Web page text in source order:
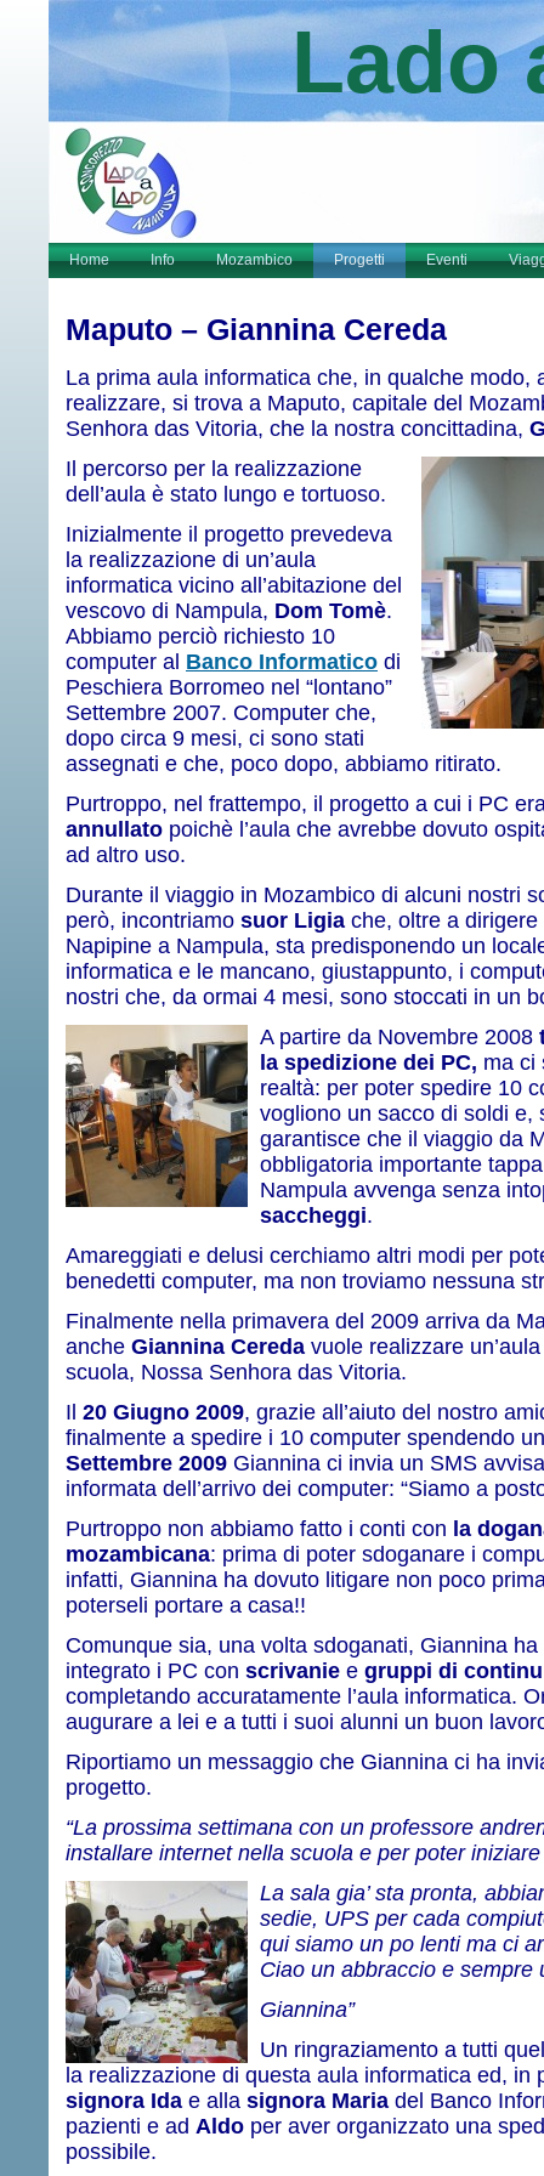
Lado
Home Info Mozambico Progetti Eventi
Maputo – Giannina Cereda
La prima aula informatica che, in qualche modo,
realizzare, si trova a Maputo, capitale del
Senhora das Vitoria, che la nostra concittadina,
Il percorso per la realizzazione
dell’aula è stato lungo e tortuoso.
Inizialmente il progetto prevedeva
la realizzazione di un’aula
informatica vicino all’abitazione del
vescovo di Nampula, Dom Tomè.
Abbiamo perciò richiesto 10
computer al Banco Informatico di
Peschiera Borromeo nel “lontano”
Settembre 2007. Computer che,
dopo circa 9 mesi, ci sono stati
assegnati e che, poco dopo, abbiamo ritirato.
Purtroppo, nel frattempo, il progetto a cui i PC
annullato poichè l’aula che avrebbe dovuto
ad altro uso.
Durante il viaggio in Mozambico di alcuni nostri
però, incontriamo suor Ligia che, oltre a
Napipine a Nampula, sta predisponendo un
informatica e le mancano, giustappunto, i
nostri che, da ormai 4 mesi, sono stoccati in un
A partire da Novembre 2008
la spedizione dei PC, ma ci
realtà: per poter spedire 10
vogliono un sacco di soldi e,
garantisce che il viaggio da
obbligatoria importante
Nampula avvenga senza
saccheggi.
Amareggiati e delusi cerchiamo altri modi per
benedetti computer, ma non troviamo nessuna
Finalmente nella primavera del 2009 arriva da
anche Giannina Cereda vuole realizzare
scuola, Nossa Senhora das Vitoria.
Il 20 Giugno 2009, grazie all’aiuto del nostro
finalmente a spedire i 10 computer spendendo
Settembre 2009 Giannina ci invia un SMS
informata dell’arrivo dei computer: “Siamo a
Purtroppo non abbiamo fatto i conti con la
mozambicana: prima di poter sdoganare i
infatti, Giannina ha dovuto litigare non poco
poterseli portare a casa!!
Comunque sia, una volta sdoganati, Giannina ha
integrato i PC con scrivanie e gruppi di
completando accuratamente l’aula informatica.
augurare a lei e a tutti i suoi alunni un buon
Riportiamo un messaggio che Giannina ci ha
progetto.
“La prossima settimana con un professore
installare internet nella scuola e per poter
La sala gia’ sta pronta,
sedie, UPS per cada
qui siamo un po lenti ma ci
Ciao un abbraccio e sempre
Giannina”
Un ringraziamento a tutti
la realizzazione di questa aula informatica ed, in
signora Ida e alla signora Maria del Banco
pazienti e ad Aldo per aver organizzato una
possibile.